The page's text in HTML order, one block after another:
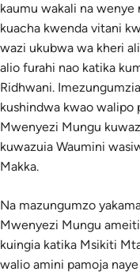
kaumu wakali na wenye
kuacha kwenda vitani
wazi ukubwa wa kheri
alio furahi nao katika
Ridhwani.
kushindwa kwao walipo
Mwenyezi Mungu
kuwazuia Waumini
Makka.
Na mazungumzo
Mwenyezi Mungu
kuingia katika Msikiti
walio amini pamoja